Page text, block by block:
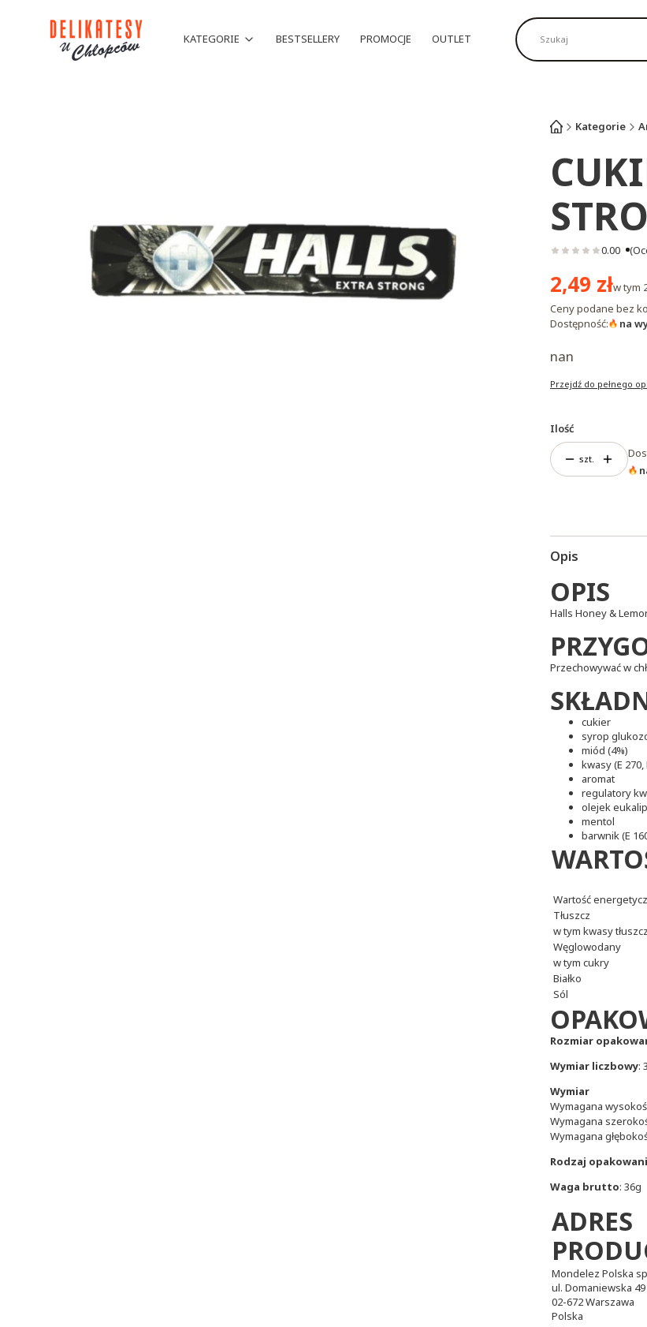
KATEGORIE BESTSELLERY PROMOCJE OUTLET
Kategorie
0.00
Cena
2,49 złw tym
Ceny podane bez
Dostępność:
na
nan
Przejdź do pełnego
Ilość
szt.
Opis
OPIS
Halls Honey &
Przechowywać w
cukier
syrop
miód (4%)
kwasy (E 270,
aromat
regulatory
olejek
mentol
barwnik (E
Wartość
Tłuszcz
w tym kwasy
Węglowodany
w tym cukry
Białko
Sól
Rozmiar
Wymiar liczbowy:
Wymiar
Wymagana
Wymagana
Wymagana
Rodzaj
Waga brutto: 36g
ADRES
Mondelez Polska
ul. Domaniewska 49
02-672 Warszawa
Polska